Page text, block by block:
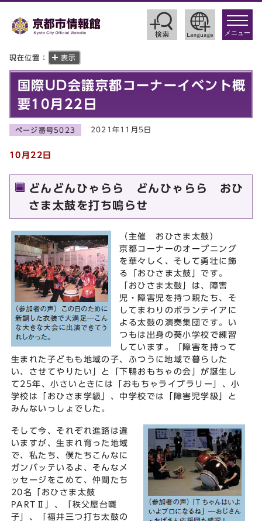
toggle
メニュー
現在位置： 表示
国際UD会議京都コーナーイベント概
要10月22日
ページ番号5023 2021年11月5日
10月22日
どんどんひゃらら どんひゃらら おひ
さま太鼓を打ち鳴らせ
（主催 おひさま太鼓）
京都コーナーのオープニング
を華々しく、そして勇壮に飾
る「おひさま太鼓」です。
「おひさま太鼓」は、障害
児・障害児を持つ親たち、そ
してまわりのボランテイアに
よる太鼓の演奏集団です。い
つもは出身の葵小学校で練習
しています。「障害を持って
生まれた子どもも地域の子、ふつうに地域で暮らした
い、させてやりたい」と「下鴨おもちゃの会」が誕生し
て25年、小さいときには「おもちゃライブラリー」、小
学校は「おひさま学級」、中学校では「障害児学級」と
みんないっしょでした。
そして今、それぞれ進路は違
いますが、生まれ育った地域
で、私たち、僕たちこんなに
ガンバッテいるよ、そんなメ
ッセージをこめて、仲間たち
20名「おひさま太鼓
PARTⅡ」、「秩父屋台囃
子」、「福井三つ打ち太鼓の